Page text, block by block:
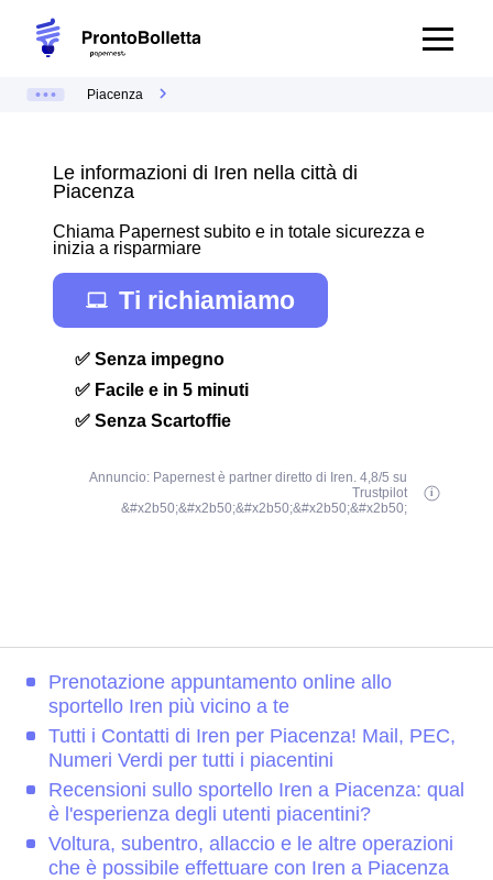
Piacenza
Le informazioni di Iren nella città di
Piacenza
Chiama Papernest subito e in totale sicurezza e
inizia a risparmiare
Ti richiamiamo
✅ Senza impegno
✅ Facile e in 5 minuti
✅ Senza Scartoffie
Annuncio: Papernest è partner diretto di Iren. 4,8/5 su
Trustpilot
&#x2b50;&#x2b50;&#x2b50;&#x2b50;&#x2b50;
Prenotazione appuntamento online allo
sportello Iren più vicino a te
Tutti i Contatti di Iren per Piacenza! Mail, PEC,
Numeri Verdi per tutti i piacentini
Recensioni sullo sportello Iren a Piacenza: qual
è l'esperienza degli utenti piacentini?
Voltura, subentro, allaccio e le altre operazioni
che è possibile effettuare con Iren a Piacenza